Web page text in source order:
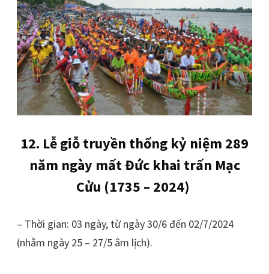
12. Lễ giỗ truyền thống kỷ niệm 289
năm ngày mất Đức khai trấn Mạc
Cửu (1735 – 2024)
– Thời gian: 03 ngày, từ ngày 30/6 đến 02/7/2024
(nhằm ngày 25 – 27/5 âm lịch).